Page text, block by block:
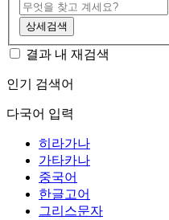
상세검색
결과 내 재검색
인기 검색어
다국어 입력
히라가나
가타카나
중국어
한글고어
그리스문자